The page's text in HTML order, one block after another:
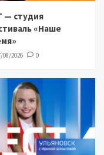
— студия
«Наше
08/2026 0